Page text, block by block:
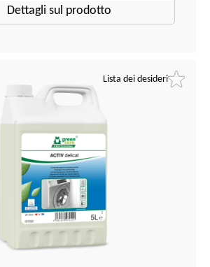
Dettagli sul prodotto
Lista dei desideri